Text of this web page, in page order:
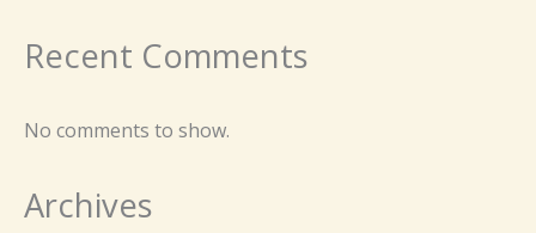
Recent Comments
No comments to show.
Archives